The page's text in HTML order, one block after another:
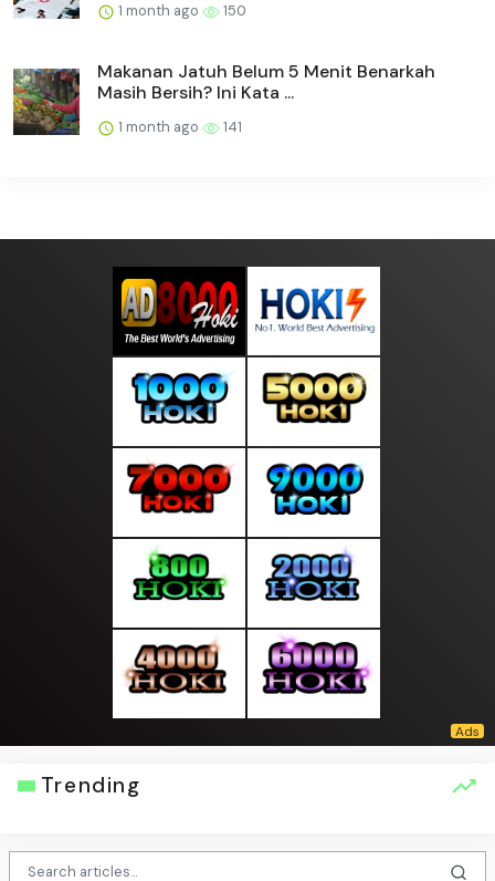
1 month ago 150
Makanan Jatuh Belum 5 Menit Benarkah
Masih Bersih? Ini Kata ...
1 month ago 141
Trending